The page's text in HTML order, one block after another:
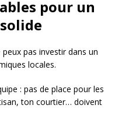
pour un
pas investir dans un
locales.
: pas de place pour les
ton courtier… doivent